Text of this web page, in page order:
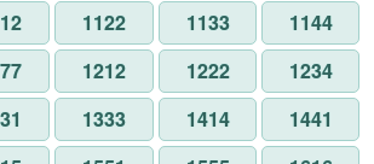
1122 1133
1144
1212 1222
1234
1333 1414
1441